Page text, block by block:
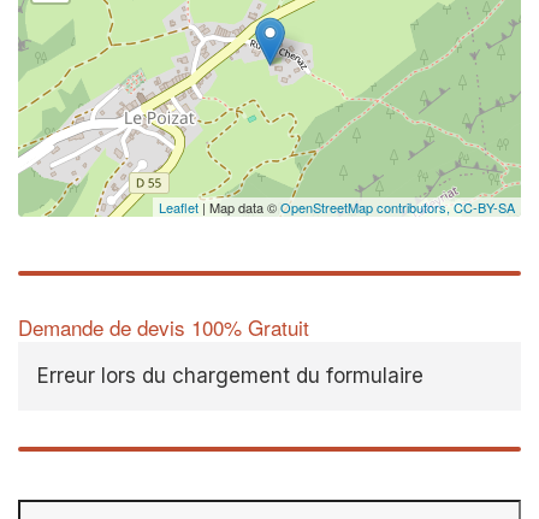
Leaflet | Map data ©OpenStreetMap contributors,CC-BY-SA
Demande de devis 100% Gratuit
Erreur lors du chargement du formulaire